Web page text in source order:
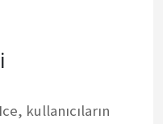
kullanıcıların